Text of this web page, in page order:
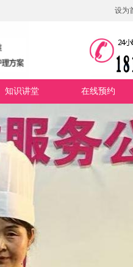
设为
知识讲堂 在线预约